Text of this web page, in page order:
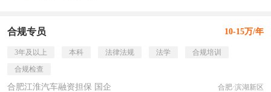
合规专员 10-15万/年
3年及以上 本科 法律法规 法学
合规培训
合规检查
合肥江淮汽车融资担保 国企 合肥·滨湖新区